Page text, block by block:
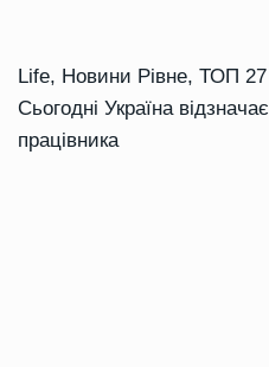
Life, Новини Рівне, ТОП
Сьогодні Україна
працівника